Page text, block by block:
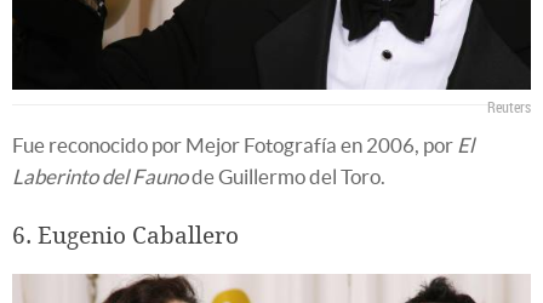
Reuters
Fue reconocido por Mejor Fotografía en 2006, por El
Laberinto del Faunode Guillermo del Toro.
6. Eugenio Caballero